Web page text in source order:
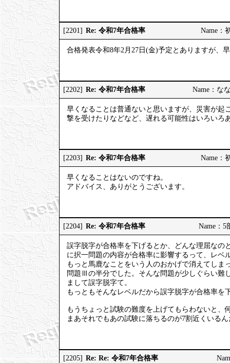
[2201] Re: 令和7年合格率 Name：
合格発表令和8年2月27日(金)予定とありますが、
[2202] Re: 令和7年合格率 Name：な
早くなることは普通ないと思いますが、災害が起
撃を受けたりなどなど、遅れる可能性はいろいろ
[2203] Re: 令和7年合格率 Name：
早くなることはないのですね。
アドバイス、ありがとうございます。
[2204] Re: 令和7年合格率 Name：
誤字脱字が合格率を下げるとか、どんな理屈なの
に択一問題の内容が合格率に影響するって、レベ
もっと馬鹿なことをいう人のおかげで消えてし
問題Ⅲの半分でした。そんな問題が少しぐらい難
まして誤字脱字て。
もっともそんなレベルだから誤字脱字が合格率
もうちょっと試験の難度を上げてもらわないと、
まあそれでもあの試験に落ちるのが7割近くいる
[2205] Re: Re: 令和7年合格率